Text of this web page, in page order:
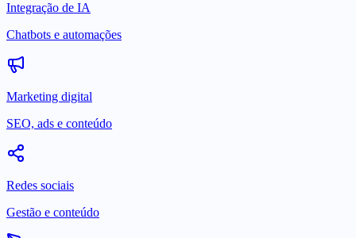
Integração de IA
Chatbots e automações
Marketing digital
SEO, ads e conteúdo
Redes sociais
Gestão e conteúdo